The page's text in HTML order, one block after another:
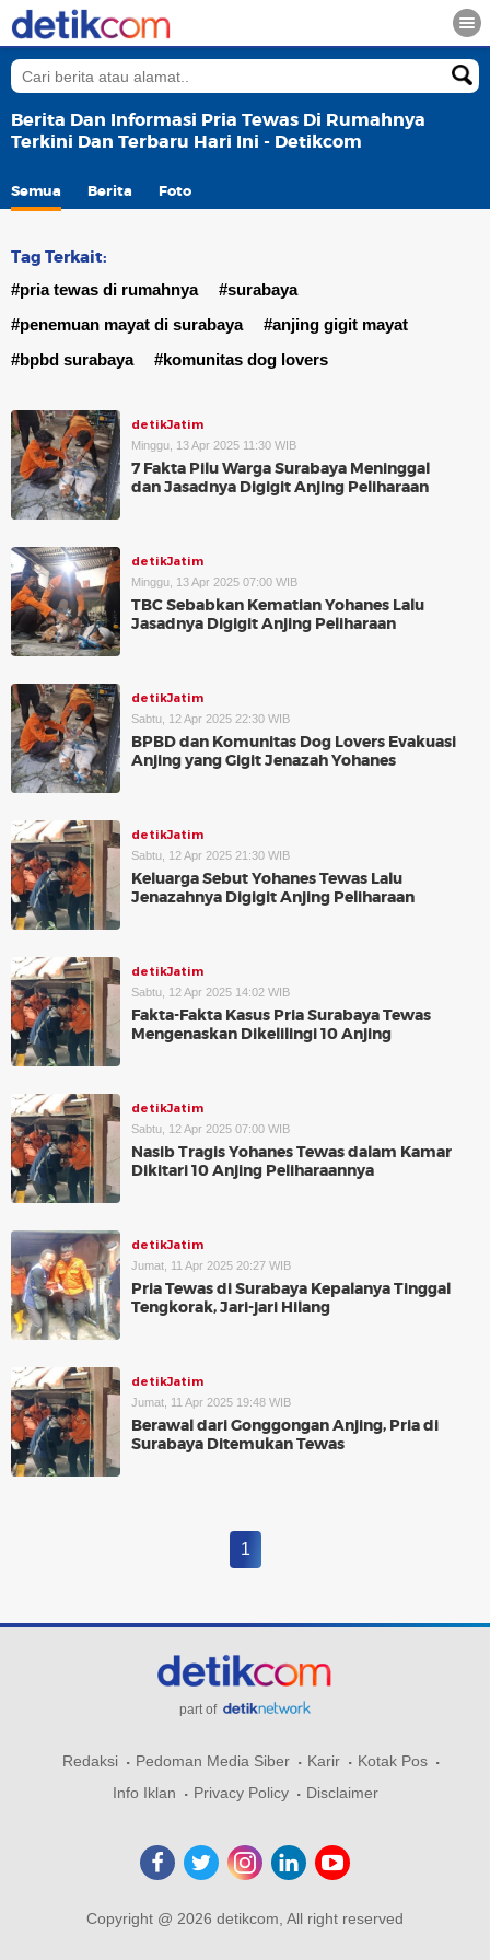
Berita Dan Informasi Pria Tewas Di Rumahnya
Terkini Dan Terbaru Hari Ini - Detikcom
Semua Berita Foto
Tag Terkait:
#pria tewas di rumahnya
#surabaya
#penemuan mayat di surabaya
#anjing gigit mayat
#bpbd surabaya
#komunitas dog lovers
detikJatim
Minggu, 13 Apr 2025 11:30 WIB
7 Fakta Pilu Warga Surabaya Meninggal
dan Jasadnya Digigit Anjing Peliharaan
detikJatim
Minggu, 13 Apr 2025 07:00 WIB
TBC Sebabkan Kematian Yohanes Lalu
Jasadnya Digigit Anjing Peliharaan
detikJatim
Sabtu, 12 Apr 2025 22:30 WIB
BPBD dan Komunitas Dog Lovers Evakuasi
Anjing yang Gigit Jenazah Yohanes
detikJatim
Sabtu, 12 Apr 2025 21:30 WIB
Keluarga Sebut Yohanes Tewas Lalu
Jenazahnya Digigit Anjing Peliharaan
detikJatim
Sabtu, 12 Apr 2025 14:02 WIB
Fakta-Fakta Kasus Pria Surabaya Tewas
Mengenaskan Dikelilingi 10 Anjing
detikJatim
Sabtu, 12 Apr 2025 07:00 WIB
Nasib Tragis Yohanes Tewas dalam Kamar
Dikitari 10 Anjing Peliharaannya
detikJatim
Jumat, 11 Apr 2025 20:27 WIB
Pria Tewas di Surabaya Kepalanya Tinggal
Tengkorak, Jari-jari Hilang
detikJatim
Jumat, 11 Apr 2025 19:48 WIB
Berawal dari Gonggongan Anjing, Pria di
Surabaya Ditemukan Tewas
1
part of
Redaksi Pedoman Media Siber Karir
Kotak Pos
Info Iklan
Privacy Policy Disclaimer
Copyright @ 2026 detikcom, All right reserved